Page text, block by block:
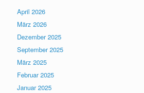
April 2026
März 2026
Dezember 2025
September 2025
März 2025
Februar 2025
Januar 2025